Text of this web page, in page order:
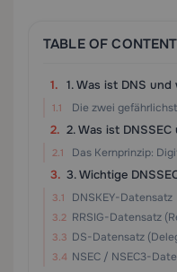
TABLE OF
1. Was ist DNS
Die zwei
2. Was ist
Das Kernprinzip:
3. Wichtige
DNSKEY-Datensatz
RRSIG-Datensatz
DS-Datensatz
NSEC / NSEC3-